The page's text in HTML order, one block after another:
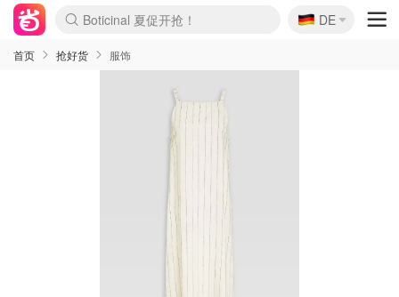
Boticinal 夏促开抢！
4折！lulu周四疯狂上新
还没结束！&OtherStories大促
Joybuy变相75折 随时失效
速领！Stanley独家85折
疑似霸哥！Camper额外叠85折
Zalando 奥莱闪促！每日更新
Moncler反季囤！5折起+叠9折
Coach Brooklyn仅€192
🇩🇪
DE
首页 抢好货 服饰